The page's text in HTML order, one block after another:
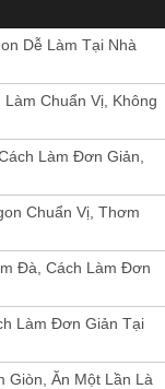
Dễ Làm Tại Nhà
Chuẩn Vị, Không
Làm Đơn Giản,
Chuẩn Vị, Thơm
Đà, Cách Làm Đơn
Làm Đơn Giản Tại
Giòn, Ăn Một Lần Là